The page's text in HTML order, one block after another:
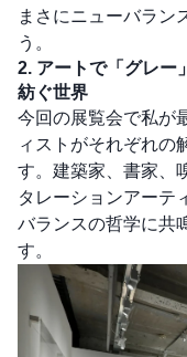
まさにニューバラン
う。
2. アートで「グレー
紡ぐ世界
今回の展覧会で私が
ィストがそれぞれの
す。建築家、書家、
タレーションアーテ
バランスの哲学に共
す。